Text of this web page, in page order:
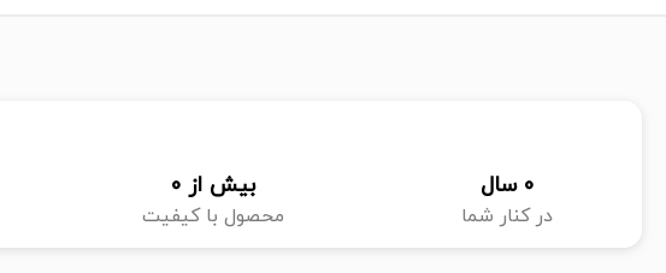
در کنار شما
0 سال
محصول با کیفیت
بیش از 0